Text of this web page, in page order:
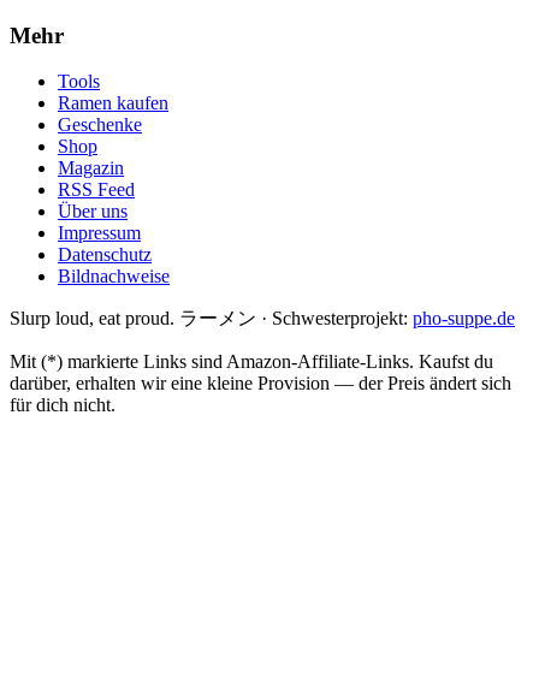
Mehr
Tools
Ramen kaufen
Geschenke
Shop
Magazin
RSS Feed
Über uns
Impressum
Datenschutz
Bildnachweise
Slurp loud, eat proud. ラーメン · Schwesterprojekt: pho-suppe.de
Mit (*) markierte Links sind Amazon-Affiliate-Links. Kaufst du
darüber, erhalten wir eine kleine Provision — der Preis ändert sich
für dich nicht.